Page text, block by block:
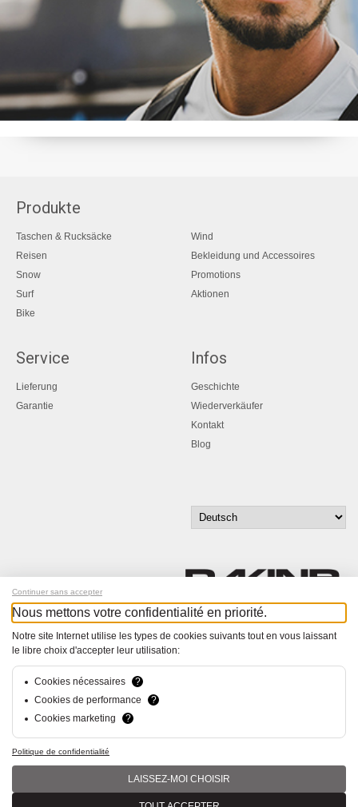
Produkte
Taschen & Rucksäcke
Reisen
Snow
Surf
Bike
Wind
Bekleidung und Accessoires
Promotions
Aktionen
Service
Lieferung
Garantie
Infos
Geschichte
Wiederverkäufer
Kontakt
Blog
Melde dich für unseren Newsletter an!
© Bucher+Walt 2011-2026
hsolutions.ch
Continuer sans accepter
Nous mettons votre confidentialité en priorité.
Notre site Internet utilise les types de cookies suivants tout en vous laissant
le libre choix d'accepter leur utilisation:
Cookies nécessaires
?
Cookies de performance
?
Cookies marketing
?
Politique de confidentialité
LAISSEZ-MOI CHOISIR